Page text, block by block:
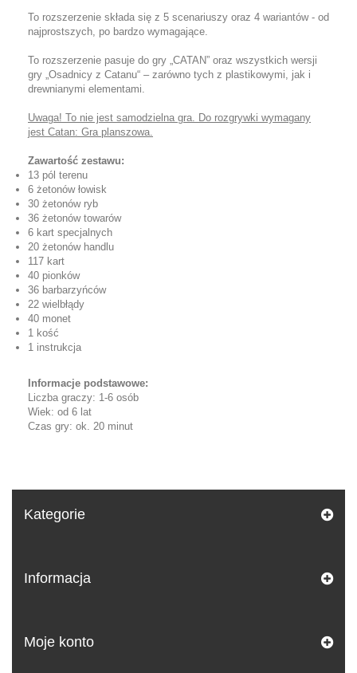
To rozszerzenie składa się z 5 scenariuszy oraz 4 wariantów - od
najprostszych, po bardzo wymagające.
To rozszerzenie pasuje do gry „CATAN” oraz wszystkich wersji
gry „Osadnicy z Catanu“ – zarówno tych z plastikowymi, jak i
drewnianymi elementami.
Uwaga! To nie jest samodzielna gra. Do rozgrywki wymagany
jest Catan: Gra planszowa.
Zawartość zestawu:
13 pól terenu
6 żetonów łowisk
30 żetonów ryb
36 żetonów towarów
6 kart specjalnych
20 żetonów handlu
117 kart
40 pionków
36 barbarzyńców
22 wielbłądy
40 monet
1 kość
1 instrukcja
Informacje podstawowe:
Liczba graczy: 1-6 osób
Wiek: od 6 lat
Czas gry: ok. 20 minut
Kategorie
Informacja
Moje konto